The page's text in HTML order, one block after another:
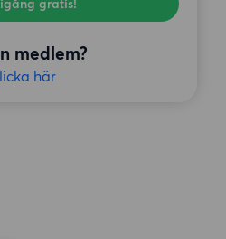
gratis!
medlem?
här